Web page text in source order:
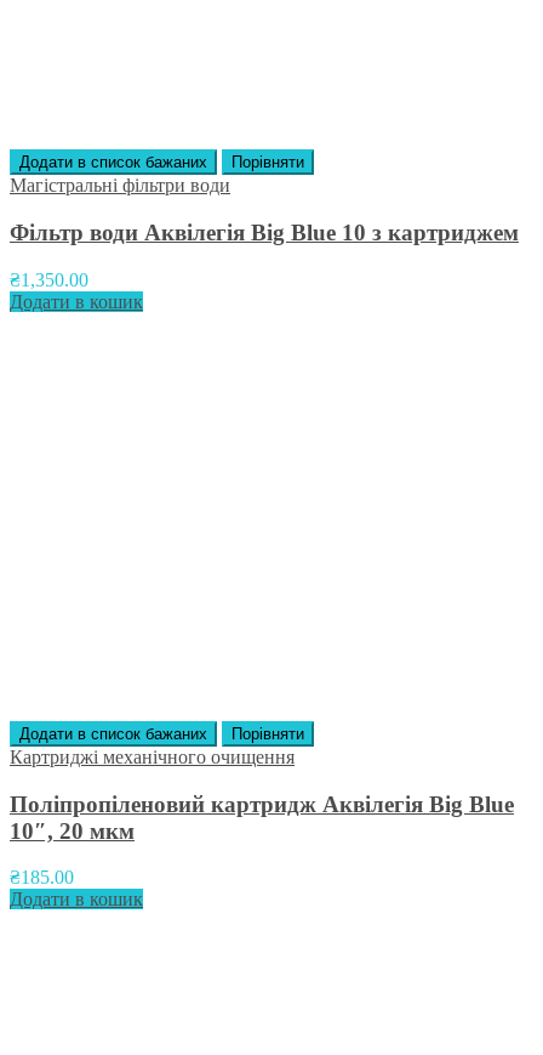
Додати в список бажаних Порівняти
Магістральні фільтри води
Фільтр води Аквілегія Big Blue 10 з картриджем
₴1,350.00
Додати в кошик
Додати в список бажаних Порівняти
Картриджі механічного очищення
Поліпропіленовий картридж Аквілегія Big Blue
10″, 20 мкм
₴185.00
Додати в кошик